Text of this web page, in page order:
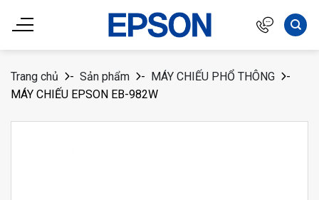
đến
Trang chủ
- Sản phẩm - MÁY CHIẾU PHỔ THÔNG
-
MÁY CHIẾU EPSON EB-982W